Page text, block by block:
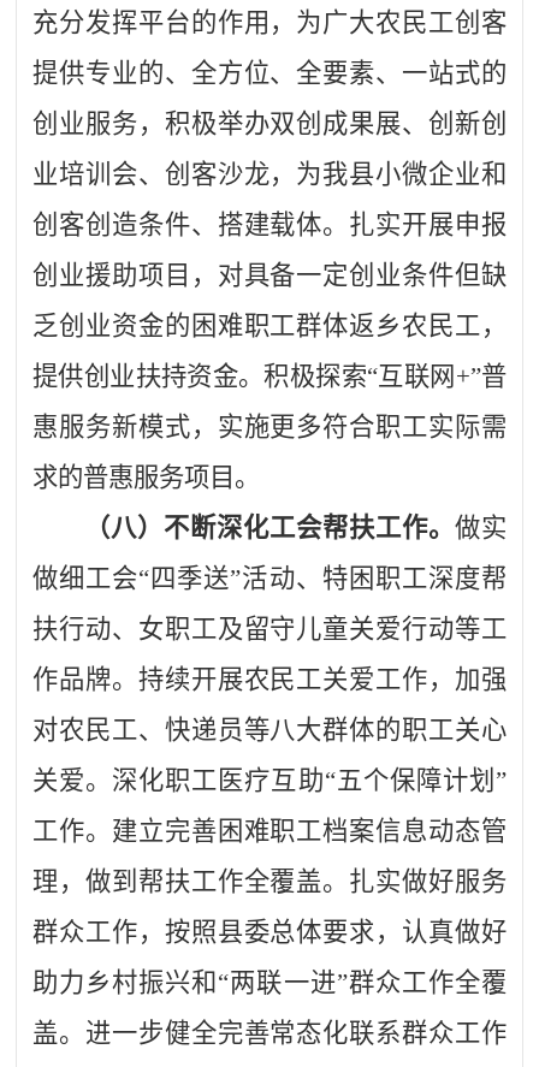
充分发挥平台的作用，为广大农民工创客
提供专业的、全方位、全要素、一站式的
创业服务， 积极举办双创成果展、创新创
业培训会、创客沙龙， 为我县小微企业和
创客创造条件、搭建载体。 扎实开展申报
创业援助项目，对具备一定创业条件但缺
乏创业资金的困难职工群体返乡农民工，
提供创业扶持资金。积极探索“互联网+”普
惠服务新模式，实施更多符合职工实际需
求的普惠服务项目。
（八）不断深化工会帮扶工作。 做实
做细工会“四季送”活动、特困职工深度帮
扶行动、女职工及留守儿童关爱行动等工
作品牌。持续开展农民工关爱工作，加强
对农民工、快递员等八大群体的职工关心
关爱。深化职工医疗互助“五个保障计划”
工作。建立完善困难职工档案信息动态管
理，做到帮扶工作全覆盖。扎实做好服务
群众工作，按照县委总体要求，认真做好
助力乡村振兴和“两联一进”群众工作全覆
盖。进一步健全完善常态化联系群众工作